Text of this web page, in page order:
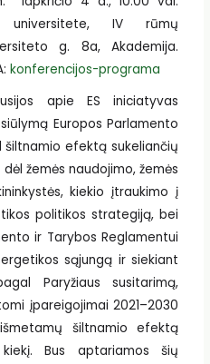
universitete, IV rūmų
g. 8a, Akademija.
konferencijos-programa
apie ES iniciatyvas
Europos Parlamento
šiltnamio efektą sukeliančių
žemės naudojimo, žemės
kiekio įtraukimo į
politikos strategiją, bei
ir Tarybos Reglamentui
sąjungą ir siekiant
Paryžiaus susitarimą,
įpareigojimai 2021–2030
šiltnamio efektą
Bus aptariamos šių